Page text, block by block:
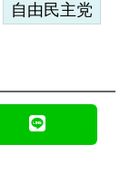
自由民主党